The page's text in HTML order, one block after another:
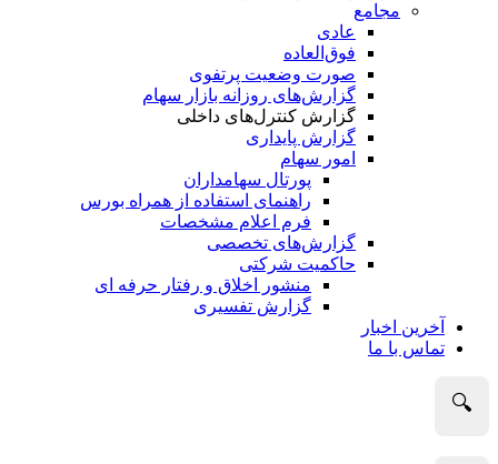
مجامع
عادی
فوق‌العاده
صورت وضعیت پرتفوی
گزارش‌های روزانه بازار سهام
گزارش کنترل‌های داخلی
گزارش پایداری
امور سهام
پورتال سهامداران
راهنمای استفاده از همراه بورس
فرم اعلام مشخصات
گزارش‌های تخصصی
حاکمیت شرکتی
منشور اخلاق و رفتار حرفه­ ای
گزارش تفسیری
آخرین اخبار
تماس با ما
🔍